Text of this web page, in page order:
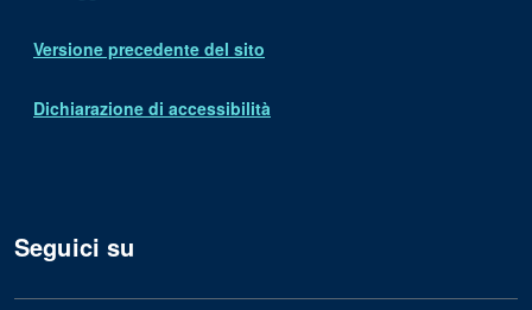
Versione precedente del sito
Dichiarazione di accessibilità
Seguici su